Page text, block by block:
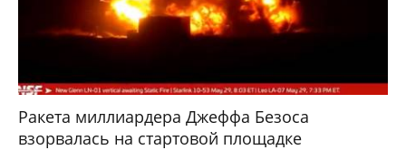
Ракета миллиардера Джеффа Безоса
взорвалась на стартовой площадке